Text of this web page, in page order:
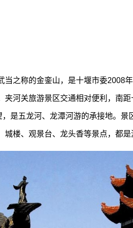
当之称的金銮山，是十堰市委2008
夹河关旅游景区交通相对便利，南
是五龙河、龙潭河游的承接地。景
楼、观景台、龙头香等景点，都是